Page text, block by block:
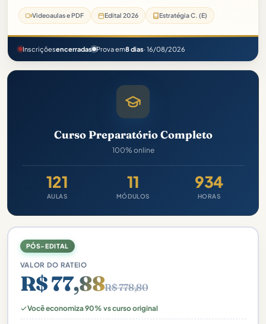
Videoaulas e PDF Edital 2026 Estratégia C. (E)
Inscriçõesencerradas Prova em8 dias· 16/08/2026
Curso Preparatório Completo
100% online
121
AULAS
11
MÓDULOS
934
HORAS
PÓS-EDITAL
VALOR DO RATEIO
R$ 77,88R$ 778,80
Você economiza 90% vs curso original